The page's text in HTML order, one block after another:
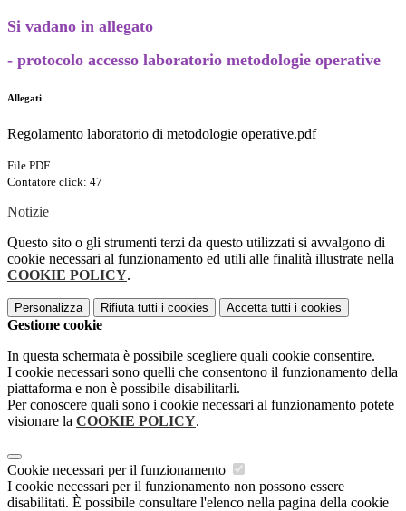
Si vadano in allegato
- protocolo accesso laboratorio metodologie operative
Allegati
Regolamento laboratorio di metodologie operative.pdf
File PDF
Contatore click: 47
Notizie
Questo sito o gli strumenti terzi da questo utilizzati si avvalgono di
cookie necessari al funzionamento ed utili alle finalità illustrate nella
COOKIE POLICY.
Personalizza Rifiuta tutti i cookies Accetta tutti i cookies
Gestione cookie
In questa schermata è possibile scegliere quali cookie consentire.
I cookie necessari sono quelli che consentono il funzionamento della
piattaforma e non è possibile disabilitarli.
Per conoscere quali sono i cookie necessari al funzionamento potete
visionare la COOKIE POLICY.
Cookie necessari per il funzionamento
I cookie necessari per il funzionamento non possono essere
disabilitati. È possibile consultare l'elenco nella pagina della cookie